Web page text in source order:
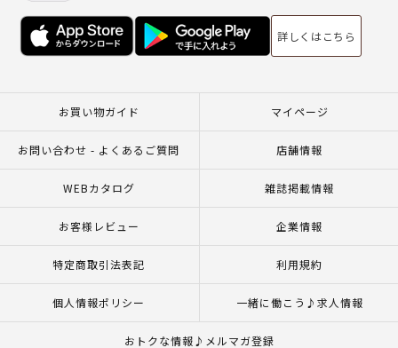
詳しくはこちら
お買い物ガイド マイページ
お問い合わせ - よくあるご質問 店舗情報
WEBカタログ 雑誌掲載情報
お客様レビュー 企業情報
特定商取引法表記 利用規約
個人情報ポリシー 一緒に働こう♪求人情報
おトクな情報♪メルマガ登録